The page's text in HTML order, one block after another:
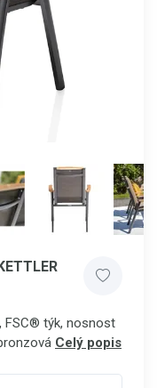
FSC® týk, nosnost
Celý popis